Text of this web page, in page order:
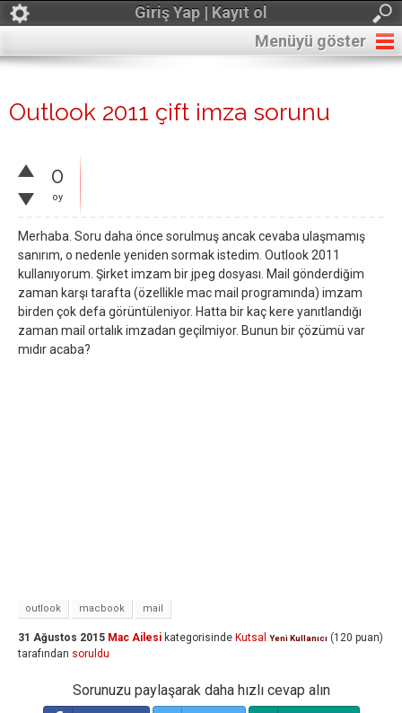
Giriş Yap | Kayıt ol
Menüyü göster
Outlook 2011 çift imza sorunu
0
oy
Merhaba. Soru daha önce sorulmuş ancak cevaba ulaşmamış
sanırım, o nedenle yeniden sormak istedim. Outlook 2011
kullanıyorum. Şirket imzam bir jpeg dosyası. Mail gönderdiğim
zaman karşı tarafta (özellikle mac mail programında) imzam
birden çok defa görüntüleniyor. Hatta bir kaç kere yanıtlandığı
zaman mail ortalık imzadan geçilmiyor. Bunun bir çözümü var
mıdır acaba?
outlook macbook mail
31 Ağustos 2015 Mac Ailesi kategorisinde Kutsal Yeni Kullanıcı (120 puan)
tarafından soruldu
Sorunuzu paylaşarak daha hızlı cevap alın